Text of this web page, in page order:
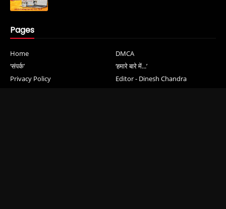
Pages
Home
DMCA
‘संपर्क’
‘हमारे बारे में...’
Privacy Policy
Editor - Dinesh Chandra